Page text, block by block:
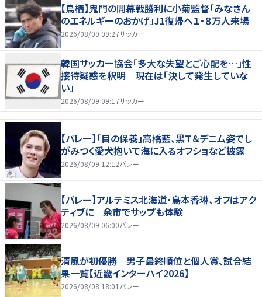
【鳥栖】鬼門の開幕戦勝利に小菊監督「みなさん
のエネルギーのおかげ」J1復帰へ１・８万人来場
2026/08/09 09:27サッカー
韓国サッカー協会「多大な失望とご心配を…」性
接待疑惑を釈明 現在は「決して発生していな
い」
2026/08/09 09:17サッカー
【バレー】「目の保養」高橋藍、黒Ｔ＆デニム姿でし
がみつく愛犬抱いて海に入るオフショなど披露
2026/08/09 12:12バレー
【バレー】アルテミス北海道・鳥本香琳、オフはアク
ティブに 余市でサップも体験
2026/08/09 06:00バレー
清風が初優勝 男子最終順位と個人賞、試合結
果一覧【近畿インターハイ2026】
2026/08/08 18:01 バレー